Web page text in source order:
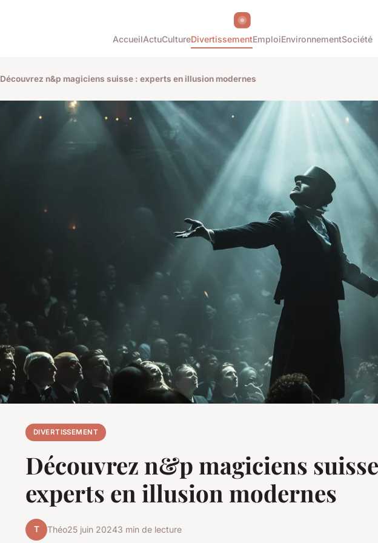
AccueilActuCultureDivertissementEmploiEnvironnementSociété
Découvrez n&p magiciens suisse : experts en illusion modernes
DIVERTISSEMENT
Découvrez n&p magiciens
experts en illusion modernes
T Théo25 juin 20243 min de lecture